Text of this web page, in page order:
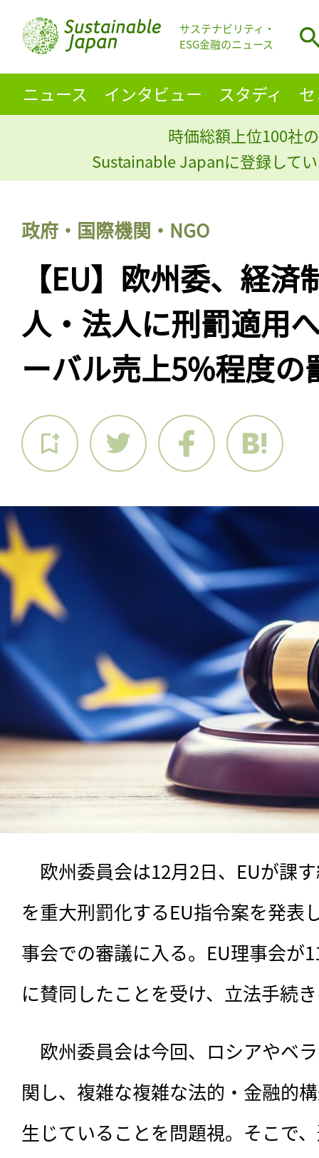
サステナビリティ・
ESG金融のニュース
ニュース インタビュー スタディ
時価総額上位100社
Sustainable Japanに登録して
政府・国際機関・NGO
【EU】欧州委、経
人・法人に刑罰適用
ーバル売上5%程度の
欧州委員会は12月2日、EUが課
を重大刑罰化するEU指令案を発表
事会での審議に入る。EU理事会が
に賛同したことを受け、立法手続
欧州委員会は今回、 ロシアやベ
関し、複雑な複雑な法的・金融的
生じていることを問題視。そこで